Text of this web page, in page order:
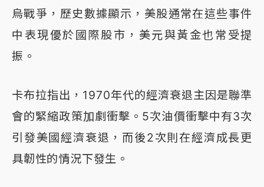
烏戰爭，歷史數據顯示，美股通常在這些事件
中表現優於國際股市，美元與黃金也常受提
振。
卡布拉指出，1970年代的經濟衰退主因是聯準
會的緊縮政策加劇衝擊。5次油價衝擊中有3次
引發美國經濟衰退，而後2次則在經濟成長更
具韌性的情況下發生。